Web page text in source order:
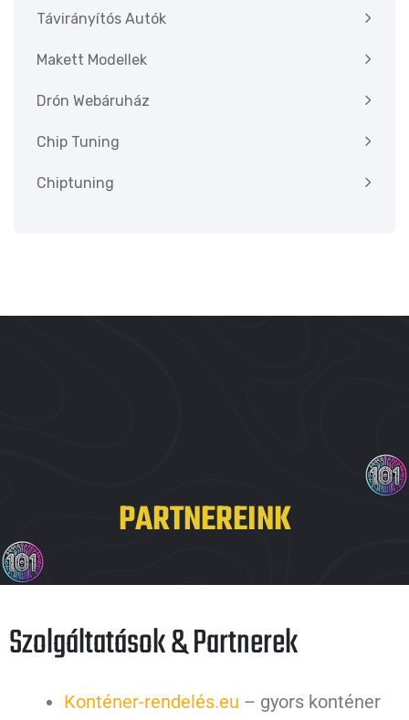
Távirányítós Autók
Makett Modellek
Drón Webáruház
Chip Tuning
Chiptuning
PARTNEREINK
Szolgáltatások & Partnerek
Konténer-rendelés.eu – gyors konténer